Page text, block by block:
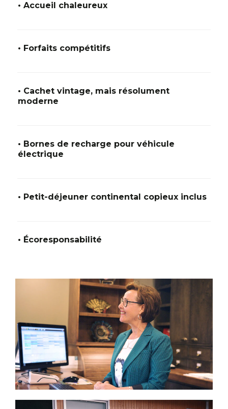
• Accueil chaleureux
• Forfaits compétitifs
• Cachet vintage, mais résolument
moderne
• Bornes de recharge pour véhicule
électrique
• Petit-déjeuner continental copieux inclus
• Écoresponsabilité